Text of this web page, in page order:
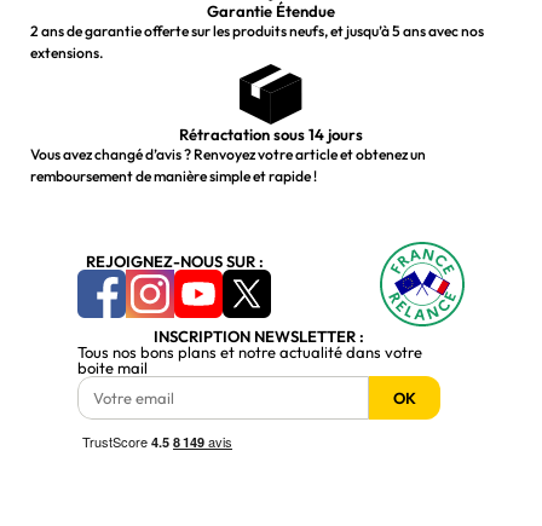
Garantie Étendue
2 ans de garantie offerte sur les produits neufs, et jusqu’à 5 ans avec nos
extensions.
Rétractation sous 14 jours
Vous avez changé d’avis ? Renvoyez votre article et obtenez un
remboursement de manière simple et rapide !
REJOIGNEZ-NOUS SUR :
INSCRIPTION NEWSLETTER :
Tous nos bons plans et notre actualité dans votre
boite mail
OK